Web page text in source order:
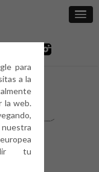
para
a la
la web.
tu